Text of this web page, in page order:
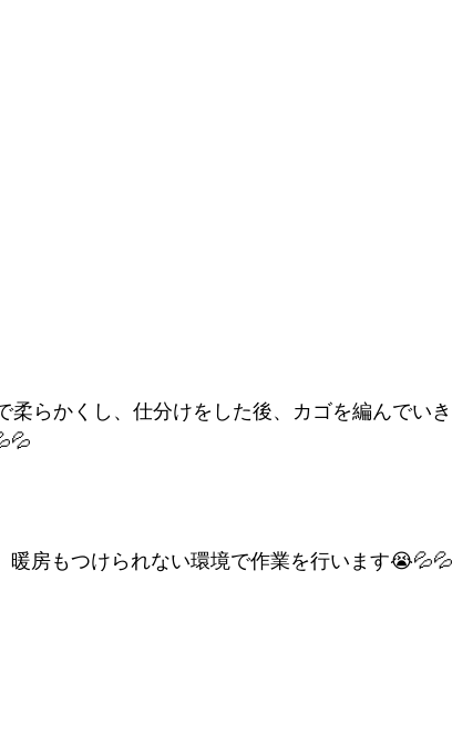
柔らかくし、仕分けをした後、カゴを編んでい
暖房もつけられない環境で作業を行います😭💦💦